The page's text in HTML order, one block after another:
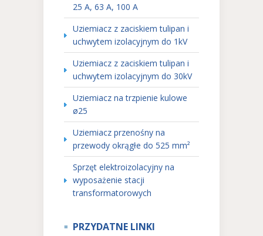
25 A, 63 A, 100 A
Uziemiacz z zaciskiem tulipan i
uchwytem izolacyjnym do 1kV
Uziemiacz z zaciskiem tulipan i
uchwytem izolacyjnym do 30kV
Uziemiacz na trzpienie kulowe
ø25
Uziemiacz przenośny na
przewody okrągłe do 525 mm²
Sprzęt elektroizolacyjny na
wyposażenie stacji
transformatorowych
PRZYDATNE LINKI